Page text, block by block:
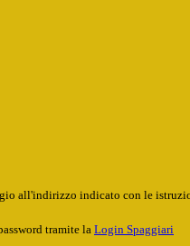
all'indirizzo indicato con le
tramite la Login Spaggiari